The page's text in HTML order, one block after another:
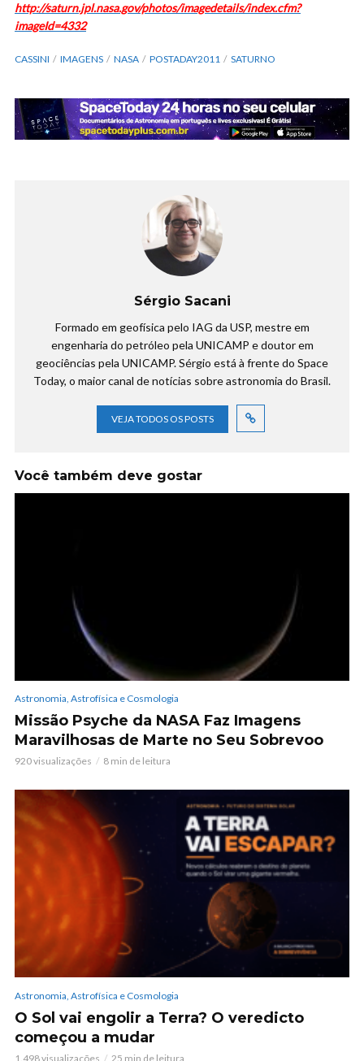
http://saturn.jpl.nasa.gov/photos/imagedetails/index.cfm?
imageId=4332
CASSINI IMAGENS NASA POSTADAY2011 SATURNO
Sérgio Sacani
Formado em geofísica pelo IAG da USP, mestre em
engenharia do petróleo pela UNICAMP e doutor em
geociências pela UNICAMP. Sérgio está à frente do Space
Today, o maior canal de notícias sobre astronomia do Brasil.
VEJA TODOS OS POSTS
Você também deve gostar
Astronomia, Astrofísica e Cosmologia
Missão Psyche da NASA Faz Imagens
Maravilhosas de Marte no Seu Sobrevoo
920 visualizações 8 min de leitura
Astronomia, Astrofísica e Cosmologia
O Sol vai engolir a Terra? O veredicto
começou a mudar
1.498 visualizações 25 min de leitura